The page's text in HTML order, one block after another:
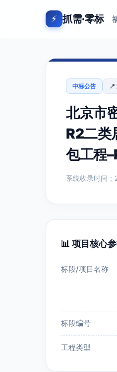
⚡ 抓需·零标
中标公告 📍
北京市
R2二
包工程
系统收录时间
📊 项目核心
标段/项目名称
标段编号
工程类型